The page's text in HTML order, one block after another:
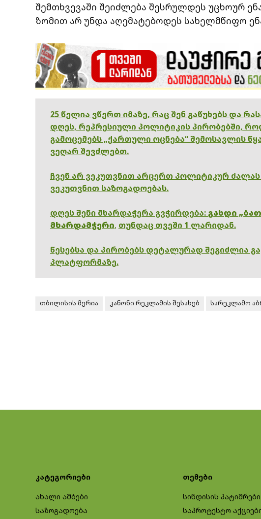
შემთხვევაში შეიძლება შესრულდეს უცხოურ
ზომით არ უნდა აღემატებოდეს სახელმწიფო
25 წელია ვწერთ იმაზე, რაც შენ გაწუხებს და
დღეს, რეპრესიული პოლიტიკის პირობებში,
გამოცემებს „ქართული ოცნება“ შემოსავლის
ვეღარ შევძლებთ.
ჩვენ არ ვეკუთვნით არცერთ პოლიტიკურ ძალას
ვეკუთვნით საზოგადოებას.
დღეს შენი მხარდაჭერა გვჭირდება: გახდი
მხარდამჭერი, თუნდაც თვეში 1 ლარიდან.
წესებსა და პირობებს დეტალურად შეგიძლია
პლატფორმაზე.
თბილისის მერია კანონი რეკლამის შესახებ სარეკლამო
კატეგორიები
ახალი ამბები
საზოგადოება
თემები
სინდისის პატიმრები
საპროტესტო